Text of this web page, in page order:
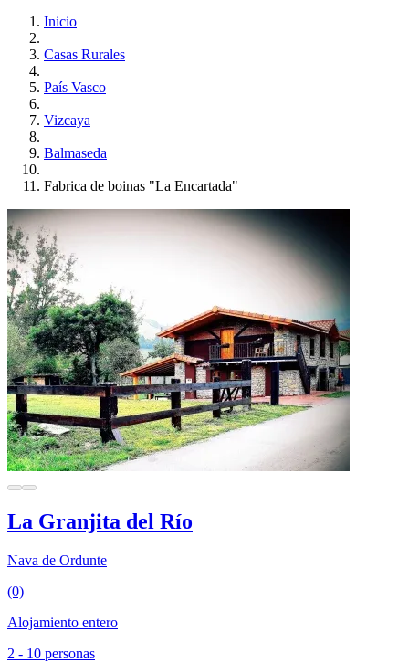
Inicio
Casas Rurales
País Vasco
Vizcaya
Balmaseda
Fabrica de boinas "La Encartada"
La Granjita del Río
Nava de Ordunte
(0)
Alojamiento entero
2 - 10 personas